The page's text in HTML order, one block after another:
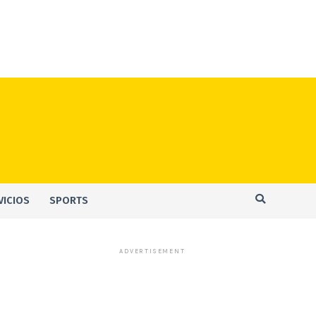
SPORTS
ADVERTISEMENT